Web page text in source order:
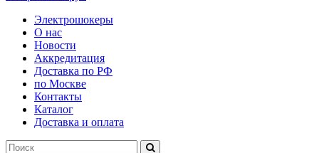
Электрошокеры
О нас
Новости
Аккредитация
Доставка по РФ
по Москве
Контакты
Каталог
Доставка и оплата